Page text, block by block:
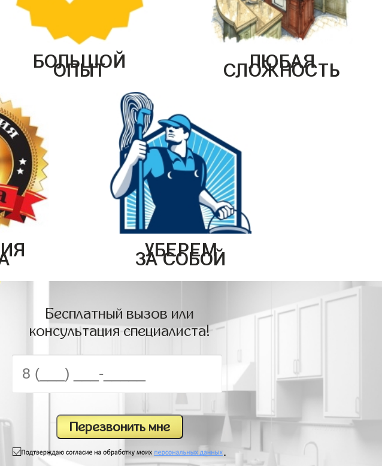
БОЛЬШОЙ
ОПЫТ ЛЮБАЯ
СЛОЖНОСТЬ
УБЕРЕМ
ЗА СОБОЙ
Бесплатный вызов или
консультация специалиста!
.